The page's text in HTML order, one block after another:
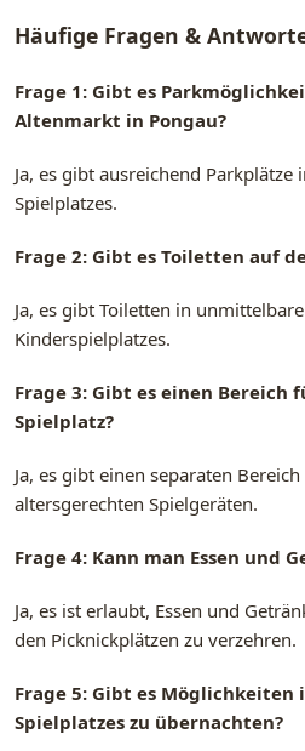
Häufige Fragen &
Frage 1: Gibt es
Altenmarkt in Pongau?
Ja, es gibt ausreichend Parkplätze
Spielplatzes.
Frage 2: Gibt es Toiletten auf
Ja, es gibt Toiletten in
Kinderspielplatzes.
Frage 3: Gibt es einen Bereich
Spielplatz?
Ja, es gibt einen separaten
altersgerechten Spielgeräten.
Frage 4: Kann man Essen und
Ja, es ist erlaubt, Essen und
den Picknickplätzen zu verzehren.
Frage 5: Gibt es Möglichkeiten
Spielplatzes zu übernachten?